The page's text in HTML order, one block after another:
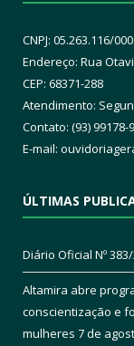
CNPJ: 05.263.116/
Endereço: Rua
CEP: 68371-288
Atendimento:
Contato: (93) 99178-
E-mail:
ÚLTIMAS
Diário Oficial Nº
Altamira abre
conscientização e
mulheres 7 de